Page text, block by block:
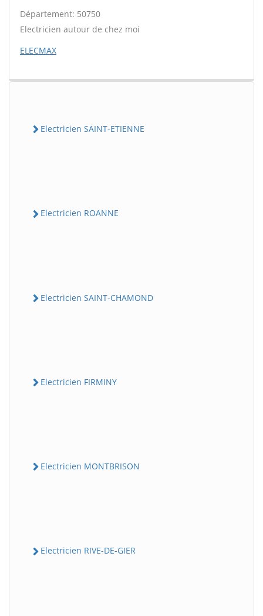
Département: 50750
Electricien autour de chez moi
ELECMAX
Electricien SAINT-ETIENNE
Electricien ROANNE
Electricien SAINT-CHAMOND
Electricien FIRMINY
Electricien MONTBRISON
Electricien RIVE-DE-GIER